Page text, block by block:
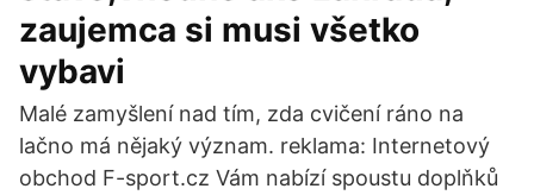
zaujemca si musi všetko
vybavi
Malé zamyšlení nad tím, zda cvičení ráno na
lačno má nějaký význam. reklama: Internetový
obchod F-sport.cz Vám nabízí spoustu doplňků